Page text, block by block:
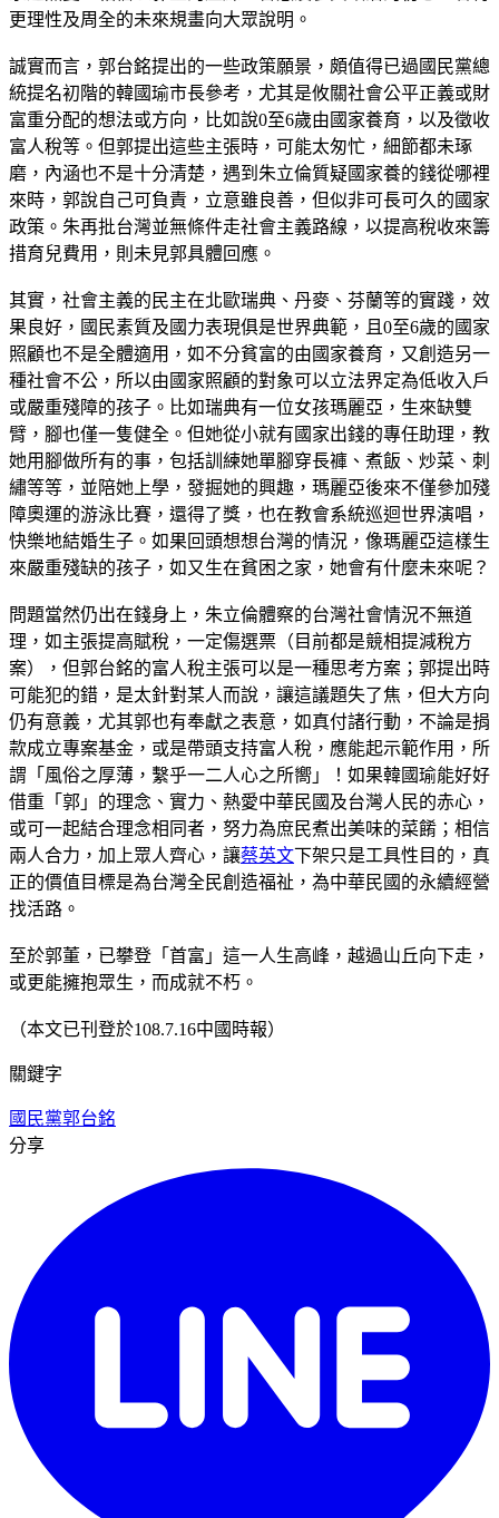
更理性及周全的未來規畫向大眾說明。
誠實而言，郭台銘提出的一些政策願景，頗值得已過國民黨總
統提名初階的韓國瑜市長參考，尤其是攸關社會公平正義或財
富重分配的想法或方向，比如說0至6歲由國家養育，以及徵收
富人稅等。但郭提出這些主張時，可能太匆忙，細節都未琢
磨，內涵也不是十分清楚，遇到朱立倫質疑國家養的錢從哪裡
來時，郭說自己可負責，立意雖良善，但似非可長可久的國家
政策。朱再批台灣並無條件走社會主義路線，以提高稅收來籌
措育兒費用，則未見郭具體回應。
其實，社會主義的民主在北歐瑞典、丹麥、芬蘭等的實踐，效
果良好，國民素質及國力表現俱是世界典範，且0至6歲的國家
照顧也不是全體適用，如不分貧富的由國家養育，又創造另一
種社會不公，所以由國家照顧的對象可以立法界定為低收入戶
或嚴重殘障的孩子。比如瑞典有一位女孩瑪麗亞，生來缺雙
臂，腳也僅一隻健全。但她從小就有國家出錢的專任助理，教
她用腳做所有的事，包括訓練她單腳穿長褲、煮飯、炒菜、刺
繡等等，並陪她上學，發掘她的興趣，瑪麗亞後來不僅參加殘
障奧運的游泳比賽，還得了獎，也在教會系統巡迴世界演唱，
快樂地結婚生子。如果回頭想想台灣的情況，像瑪麗亞這樣生
來嚴重殘缺的孩子，如又生在貧困之家，她會有什麼未來呢？
問題當然仍出在錢身上，朱立倫體察的台灣社會情況不無道
理，如主張提高賦稅，一定傷選票（目前都是競相提減稅方
案），但郭台銘的富人稅主張可以是一種思考方案；郭提出時
可能犯的錯，是太針對某人而說，讓這議題失了焦，但大方向
仍有意義，尤其郭也有奉獻之表意，如真付諸行動，不論是捐
款成立專案基金，或是帶頭支持富人稅，應能起示範作用，所
謂「風俗之厚薄，繫乎一二人心之所嚮」！如果韓國瑜能好好
借重「郭」的理念、實力、熱愛中華民國及台灣人民的赤心，
或可一起結合理念相同者，努力為庶民煮出美味的菜餚；相信
兩人合力，加上眾人齊心，讓蔡英文下架只是工具性目的，真
正的價值目標是為台灣全民創造福祉，為中華民國的永續經營
找活路。
至於郭董，已攀登「首富」這一人生高峰，越過山丘向下走，
或更能擁抱眾生，而成就不朽。
（本文已刊登於108.7.16中國時報）
關鍵字
國民黨郭台銘
分享